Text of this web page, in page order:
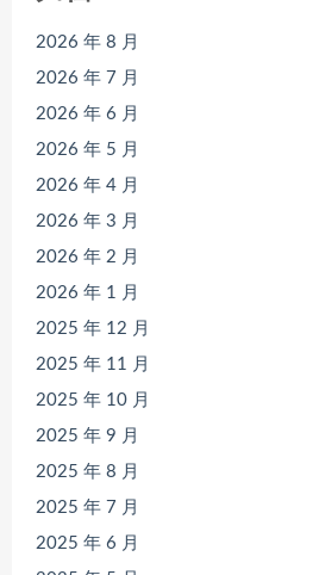
2026 年 8 月
2026 年 7 月
2026 年 6 月
2026 年 5 月
2026 年 4 月
2026 年 3 月
2026 年 2 月
2026 年 1 月
2025 年 12 月
2025 年 11 月
2025 年 10 月
2025 年 9 月
2025 年 8 月
2025 年 7 月
2025 年 6 月